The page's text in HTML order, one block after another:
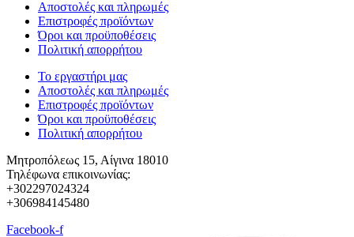
Αποστολές και πληρωμές
Επιστροφές προϊόντων
Όροι και προϋποθέσεις
Πολιτική απορρήτου
Το εργαστήρι μας
Αποστολές και πληρωμές
Επιστροφές προϊόντων
Όροι και προϋποθέσεις
Πολιτική απορρήτου
Μητροπόλεως 15, Αίγινα 18010
Τηλέφωνα επικοινωνίας:
+302297024324
+306984145480
Facebook-f